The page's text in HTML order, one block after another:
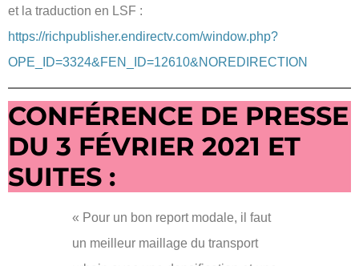
et la traduction en LSF :
https://richpublisher.endirectv.com/window.php?
OPE_ID=3324&FEN_ID=12610&NOREDIRECTION
CONFÉRENCE DE PRESSE
DU 3 FÉVRIER 2021 ET
SUITES :
« Pour un bon report modale, il faut
un meilleur maillage du transport